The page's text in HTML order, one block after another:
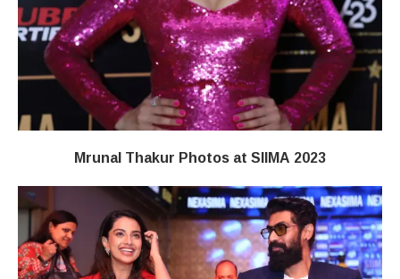
Mrunal Thakur Photos at SIIMA 2023